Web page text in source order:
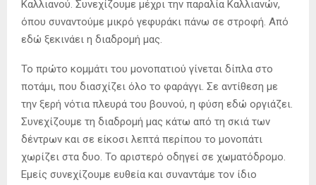
Καλλιανού. Συνεχίζουμε μέχρι την παραλία Καλλιανών,
όπου συναντούμε μικρό γεφυράκι πάνω σε στροφή. Από
εδώ ξεκινάει η διαδρομή μας.
Το πρώτο κομμάτι του μονοπατιού γίνεται δίπλα στο
ποτάμι, που διασχίζει όλο το φαράγγι. Σε αντίθεση με
την ξερή νότια πλευρά του βουνού, η φύση εδώ οργιάζει.
Συνεχίζουμε τη διαδρομή μας κάτω από τη σκιά των
δέντρων και σε είκοσι λεπτά περίπου το μονοπάτι
χωρίζει στα δυο. Το αριστερό οδηγεί σε χωματόδρομο.
Εμείς συνεχίζουμε ευθεία και συναντάμε τον ίδιο